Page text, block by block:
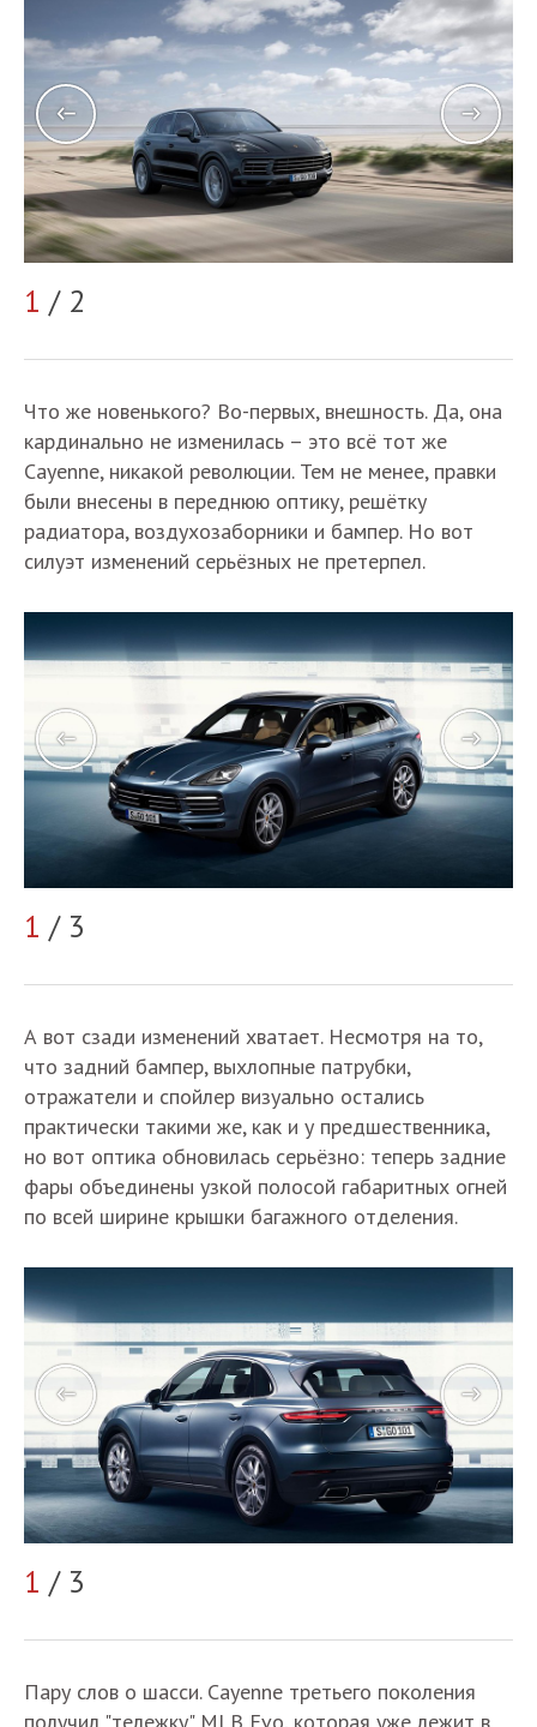
1 / 2
Что же новенького? Во-первых, внешность. Да, она
кардинально не изменилась – это всё тот же
Cayenne, никакой революции. Тем не менее, правки
были внесены в переднюю оптику, решётку
радиатора, воздухозаборники и бампер. Но вот
силуэт изменений серьёзных не претерпел.
1 / 3
А вот сзади изменений хватает. Несмотря на то,
что задний бампер, выхлопные патрубки,
отражатели и спойлер визуально остались
практически такими же, как и у предшественника,
но вот оптика обновилась серьёзно: теперь задние
фары объединены узкой полосой габаритных огней
по всей ширине крышки багажного отделения.
1 / 3
Пару слов о шасси. Cayenne третьего поколения